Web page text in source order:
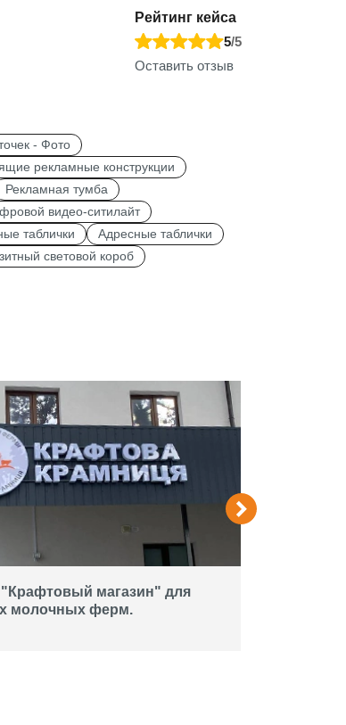
Рейтинг кейса
5/5
Оставить отзыв
- Фото
рекламные конструкции
Рекламная тумба
видео-ситилайт
таблички
Адресные таблички
световой короб
магазин" для
молочных ферм.